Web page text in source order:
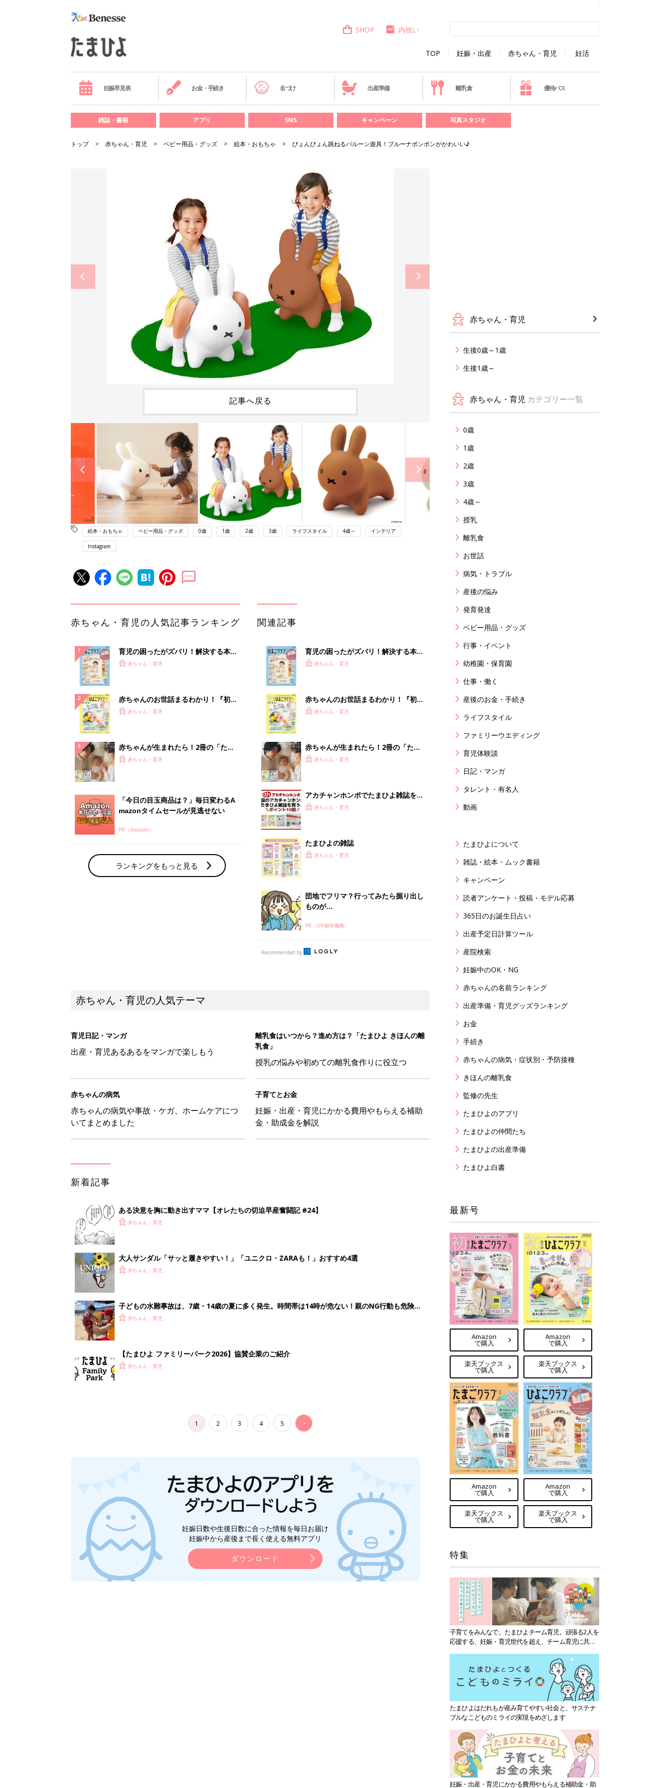
TOP 妊娠・出産 赤ちゃん・育児 妊活
SHOP 内祝い
妊娠早見表 お金・手続き 名づけ 出産準備 離乳食 優待パス
雑誌・書籍 アプリ SNS キャンペーン 写真スタジオ
トップ 赤ちゃん・育児 ベビー用品・グッズ 絵本・おもちゃ ぴょんぴょん跳ねるバルーン遊具！ブルーナボンボンがかわいい♪
記事へ戻る
絵本・おもちゃ ベビー用品・グッズ 0歳 1歳 2歳 3歳 ライフスタイル 4歳～ インテリア
Instagram
赤ちゃん・育児の人気記事ランキング
育児の困ったがズバリ！解決する本
『ひよこクラブ 秋号』 4カ月～2才
赤ちゃん・育児
赤ちゃんのお世話まるわかり！『初め
てのひよこクラブ 夏号』〈巻頭大特
解決テク
赤ちゃん・育児
赤ちゃんが生まれたら！2冊の「たま
ひよ」
赤ちゃん・育児
「今日の目玉商品は？」毎日変わるA
mazonタイムセールが見逃せない
PR（Amazon）
ランキングをもっと見る
関連記事
育児の困ったがズバリ！解決する本
『ひよこクラブ 秋号』 4カ月～2才
赤ちゃん・育児
赤ちゃんのお世話まるわかり！『初め
てのひよこクラブ 夏号』〈巻頭大特
解決テク
赤ちゃん・育児
赤ちゃんが生まれたら！2冊の「たま
ひよ」
赤ちゃん・育児
アカチャンホンポでたまひよ雑誌を買
うとポイント10倍【期間限定】
赤ちゃん・育児
たまひよの雑誌
赤ちゃん・育児
団地でフリマ？行ってみたら掘り出し
ものが…
PR（UR都市機構）
Recommended by
赤ちゃん・育児の人気テーマ
育児日記・マンガ
出産・育児あるあるをマンガで楽しもう
離乳食はいつから？進め方は？「たまひよ きほんの離
乳食」
授乳の悩みや初めての離乳食作りに役立つ
赤ちゃんの病気
赤ちゃんの病気や事故・ケガ、ホームケアにつ
いてまとめました
子育てとお金
妊娠・出産・育児にかかる費用やもらえる補助
金・助成金を解説
新着記事
ある決意を胸に動き出すママ【オレたちの切迫早産奮闘記 #24】
赤ちゃん・育児
大人サンダル「サッと履きやすい！」「ユニクロ・ZARAも！」おすすめ4選
赤ちゃん・育児
子どもの水難事故は、7歳・14歳の夏に多く発生。時間帯は14時が危ない！親のNG行動も危険を
まねく【専門家】
赤ちゃん・育児
【たまひよ ファミリーパーク2026】協賛企業のご紹介
赤ちゃん・育児
1 2 3 4 5 >
妊娠日数や生後日数に合った情報を毎日お届け
妊娠中から産後まで長く使える無料アプリ
ダウンロード
赤ちゃん・育児
生後0歳～1歳
生後1歳～
赤ちゃん・育児 カテゴリー一覧
0歳
1歳
2歳
3歳
4歳～
授乳
離乳食
お世話
病気・トラブル
産後の悩み
発育発達
ベビー用品・グッズ
行事・イベント
幼稚園・保育園
仕事・働く
産後のお金・手続き
ライフスタイル
ファミリーウエディング
育児体験談
日記・マンガ
タレント・有名人
動画
たまひよについて
雑誌・絵本・ムック書籍
キャンペーン
読者アンケート・投稿・モデル応募
365日のお誕生日占い
出産予定日計算ツール
産院検索
妊娠中のOK・NG
赤ちゃんの名前ランキング
出産準備・育児グッズランキング
お金
手続き
赤ちゃんの病気・症状別・予防接種
きほんの離乳食
監修の先生
たまひよのアプリ
たまひよの仲間たち
たまひよの出産準備
たまひよ白書
最新号
Amazon
で購入
楽天ブックス
で購入
Amazon
で購入
楽天ブックス
で購入
Amazon
で購入
楽天ブックス
で購入
Amazon
で購入
楽天ブックス
で購入
特集
子育てをみんなで。たまひよチーム育児。頑張る2人を
応援する、妊娠・育児世代を超え、チーム育児に共感
たまひよはだれもが産み育てやすい社会と、サステナ
ブルなこどものミライの実現をめざします
妊娠・出産・育児にかかる費用やもらえる補助金・助